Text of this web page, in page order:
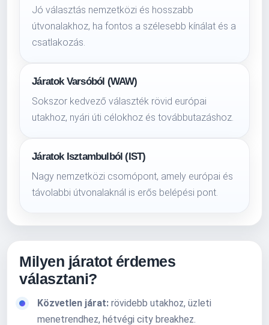
Jó választás nemzetközi és hosszabb
útvonalakhoz, ha fontos a szélesebb kínálat és a
csatlakozás.
Járatok Varsóból (WAW)
Sokszor kedvező választék rövid európai
utakhoz, nyári úti célokhoz és továbbutazáshoz.
Járatok Isztambulból (IST)
Nagy nemzetközi csomópont, amely európai és
távolabbi útvonalaknál is erős belépési pont.
Milyen járatot érdemes
választani?
Közvetlen járat: rövidebb utakhoz, üzleti
menetrendhez, hétvégi city breakhez.